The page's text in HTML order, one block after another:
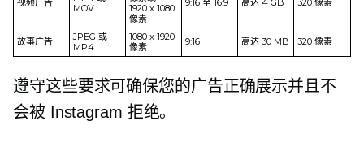
视频广告
MOV
1920 x 1080
像素
9:16 至 16:9 高达 4 GB 320 像素
故事广告
JPEG 或
MP4
1080 x 1920
像素
9:16 高达 30 MB 320 像素
遵守这些要求可确保您的广告正确展示并且不
会被 Instagram 拒绝。